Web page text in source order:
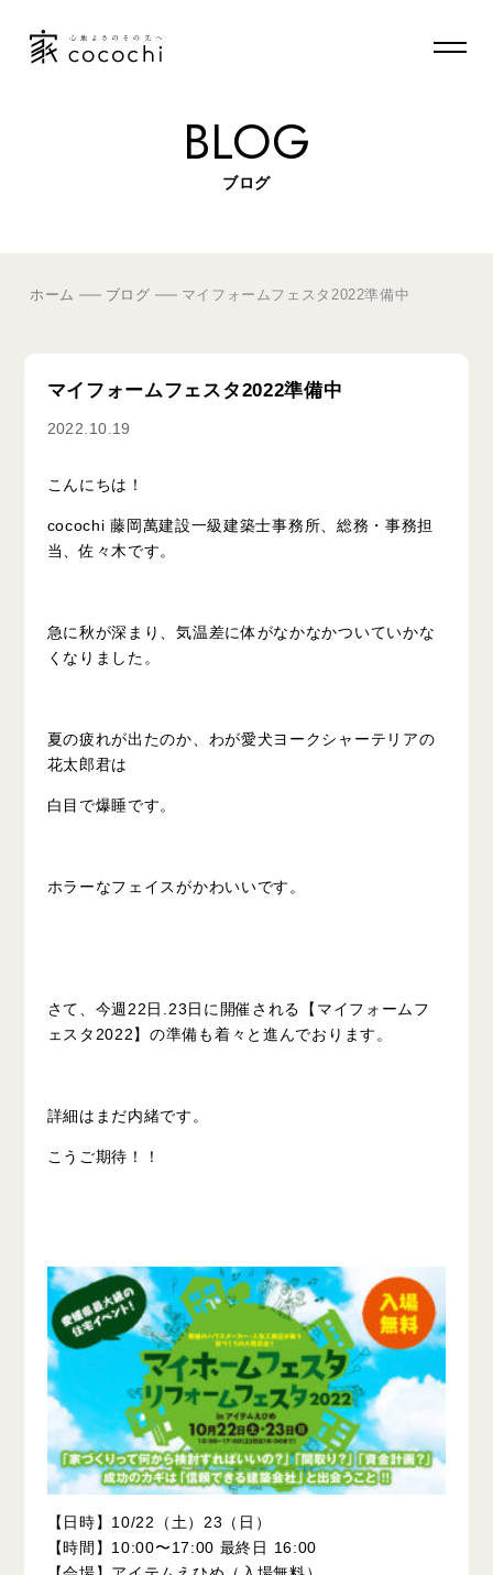
BLOG
ブログ
ホーム ブログ マイフォームフェスタ2022準備中
マイフォームフェスタ2022準備中
2022.10.19
こんにちは！
cocochi藤岡萬建設一級建築士事務所、総務・事務担
当、佐々木です。
急に秋が深まり、気温差に体がなかなかついていかな
くなりました。
夏の疲れが出たのか、わが愛犬ヨークシャーテリアの
花太郎君は
白目で爆睡です。
ホラーなフェイスがかわいいです。
さて、今週22日.23日に開催される【マイフォームフ
ェスタ2022】の準備も着々と進んでおります。
詳細はまだ内緒です。
こうご期待！！
【日時】10/22（土）23（日）
【時間】10:00〜17:00 最終日 16:00